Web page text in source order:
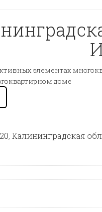
элементах
доме
Калининградская